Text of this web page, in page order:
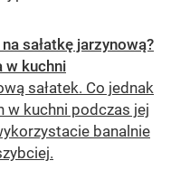
sałatkę jarzynową?
w kuchni
sałatek. Co jednak
w kuchni podczas jej
banalnie